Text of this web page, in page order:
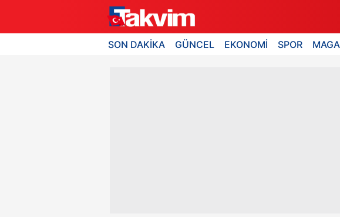
SON DAKİKA GÜNCEL EKONOMİ SPOR